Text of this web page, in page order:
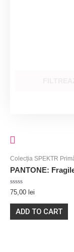
Colecția SPEKTR
PANTONE:
Rated
out
75,00 lei
ADD TO CART